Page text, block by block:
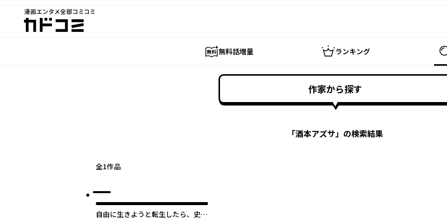
漫画エンタメ全部コミコミ
カドコミ
無料話増量 ランキング
作家から探す
「酒本アズサ」の検索結果
全1作品
自由に生きようと転生したら、史上